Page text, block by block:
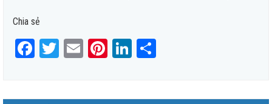
Chia sẻ
Facebook
Twitter
EmailPinterest
LinkedIn